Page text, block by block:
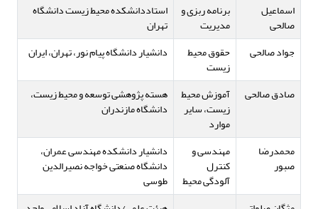
اسماعیل
صالحی
برنامه ربزی و
مدیریت
استاددانشکده محیط زیست دانشگاه
تهران
جواد صالحی
حقوق محیط
زیست
دانشیار دانشگاه پیام نور، تهران، ایران
صادق صالحی آموزش محیط
زیست، سایر
موارد
هسته پژوهشی توسعه و محیط زیست،
دانشگاه مازندران
محمدرضا
صبور
مهندسی و
کنترل
آلودگی محیط
دانشیار دانشکده مهندسی عمران،
دانشگاه صنعتی خواجه نصیرالدین
طوسی